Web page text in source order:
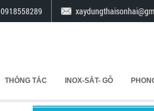
0918558289
THÔNG TẮC INOX-SẮT- GỖ